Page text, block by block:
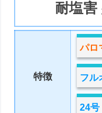
耐塩害
特徴
パロ
フル
24号